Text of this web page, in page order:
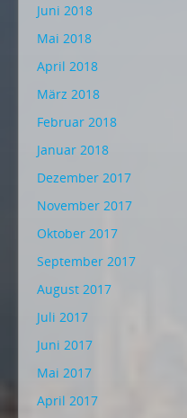
Juni 2018
Mai 2018
April 2018
März 2018
Februar 2018
Januar 2018
Dezember 2017
November 2017
Oktober 2017
September 2017
August 2017
Juli 2017
Juni 2017
Mai 2017
April 2017